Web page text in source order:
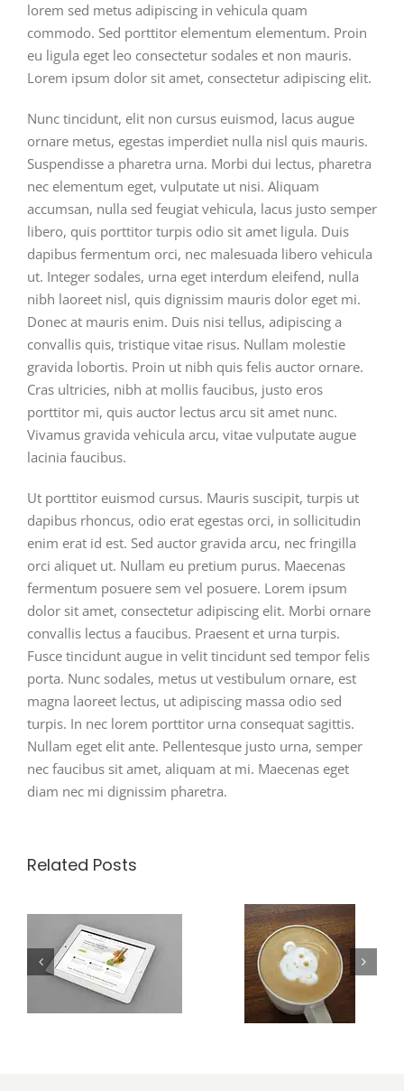
lorem sed metus adipiscing in vehicula quam
commodo. Sed porttitor elementum elementum. Proin
eu ligula eget leo consectetur sodales et non mauris.
Lorem ipsum dolor sit amet, consectetur adipiscing elit.
Nunc tincidunt, elit non cursus euismod, lacus augue
ornare metus, egestas imperdiet nulla nisl quis mauris.
Suspendisse a pharetra urna. Morbi dui lectus, pharetra
nec elementum eget, vulputate ut nisi. Aliquam
accumsan, nulla sed feugiat vehicula, lacus justo semper
libero, quis porttitor turpis odio sit amet ligula. Duis
dapibus fermentum orci, nec malesuada libero vehicula
ut. Integer sodales, urna eget interdum eleifend, nulla
nibh laoreet nisl, quis dignissim mauris dolor eget mi.
Donec at mauris enim. Duis nisi tellus, adipiscing a
convallis quis, tristique vitae risus. Nullam molestie
gravida lobortis. Proin ut nibh quis felis auctor ornare.
Cras ultricies, nibh at mollis faucibus, justo eros
porttitor mi, quis auctor lectus arcu sit amet nunc.
Vivamus gravida vehicula arcu, vitae vulputate augue
lacinia faucibus.
Ut porttitor euismod cursus. Mauris suscipit, turpis ut
dapibus rhoncus, odio erat egestas orci, in sollicitudin
enim erat id est. Sed auctor gravida arcu, nec fringilla
orci aliquet ut. Nullam eu pretium purus. Maecenas
fermentum posuere sem vel posuere. Lorem ipsum
dolor sit amet, consectetur adipiscing elit. Morbi ornare
convallis lectus a faucibus. Praesent et urna turpis.
Fusce tincidunt augue in velit tincidunt sed tempor felis
porta. Nunc sodales, metus ut vestibulum ornare, est
magna laoreet lectus, ut adipiscing massa odio sed
turpis. In nec lorem porttitor urna consequat sagittis.
Nullam eget elit ante. Pellentesque justo urna, semper
nec faucibus sit amet, aliquam at mi. Maecenas eget
diam nec mi dignissim pharetra.
Related Posts
Class Aptent
Taciti Soci Ad
Litora